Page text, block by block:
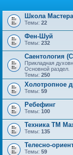
Школа
Темы: 22
Фен-Шуй
Темы: 232
Саентология
Прикладная
Основной раздел.
Темы: 250
Холотропное
Темы: 59
Ребефинг
Темы: 100
Техника ТМ
Темы: 135
Телесно-
Темы: 59